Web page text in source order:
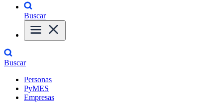
Buscar
Buscar
Personas
PyMES
Empresas